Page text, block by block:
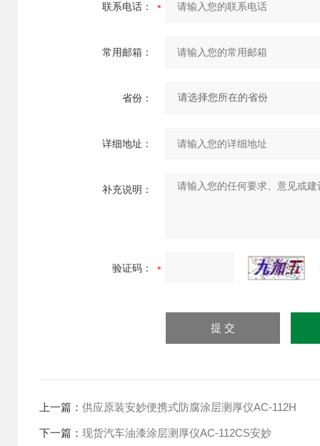
联系电话：
常用邮箱：
省份：
详细地址：
补充说明：
验证码：
上一篇： 供应原装安妙便携式防腐涂层测厚仪AC-112H
下一篇： 现货汽车油漆涂层测厚仪AC-112CS安妙